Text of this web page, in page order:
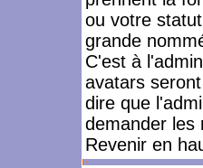
ou votre
grande
C'est à
avatars
dire que
demander les
Revenir en